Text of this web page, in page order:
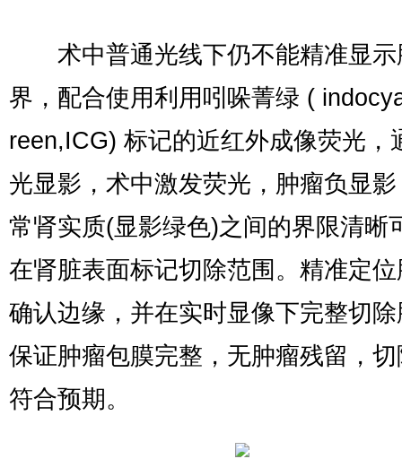
术中普通光线下仍不能精准显示
界，配合使用利用吲哚菁绿 (
reen,ICG) 标记的近红外成像荧光，
光显影，术中激发荧光，肿瘤负显
常肾实质(显影绿色)之间的界限清晰
在肾脏表面标记切除范围。精准定
确认边缘，并在实时显像下完整切
保证肿瘤包膜完整，无肿瘤残留，
符合预期。